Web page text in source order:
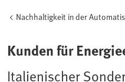
Nachhaltigkeit in der
Kunden für
Italienischer